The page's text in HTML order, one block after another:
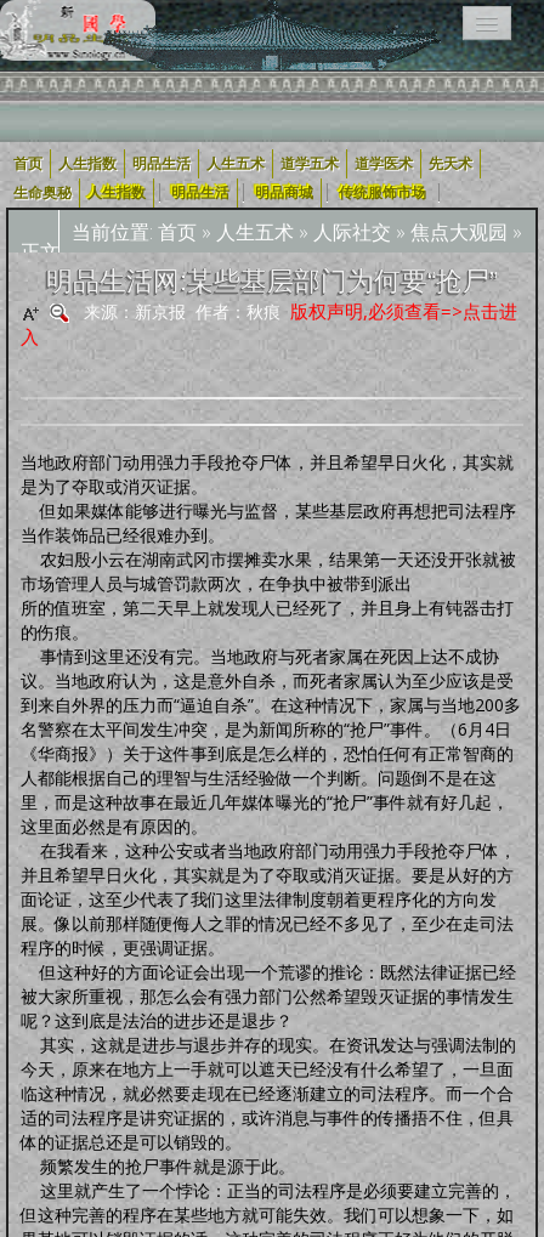
相关栏目导航：
用户入口导航
企业用户 道学五术 人生五术 社会科技 学术研究 宗教融合
道学经
典
四库全
书
苑
养生撷
粹
道家文
化
哲学宗
教
古典散
文
词
古典小
说
外国文
学
新约 旧
约
可兰经
约
学
佛教经
文
人生指数
人生指数 社会指数 职业指数 道德指数 基元指数 康寿指数
先天指数
上古咒语
明品生活
调养保健 鸡汤杂谈 风水家居 中正汉服 文化活动 海宇天堂
虚拟人生
虚拟父母
人生五术
技能职场 婚恋家庭 人际社交 思维道德
道学五术
道学卜算术 道学命理术 道学仙山术 道学相术
道学医术
中药常识 中药方剂 药膳食谱 偏方秘方 药酒秘方 经络穴位
道医药浴
道医药茶
人间万象
综合动态 书画播报 文化活动
往事旧闻
动态公告 往事旧闻
婴童架构
新生婴儿 零壹岁婴儿 一三岁婴幼 三六岁幼儿 胎教常识
心理行为
亲子游戏 安全教育 婴儿食谱 妈妈食谱
生命奥秘
生命探索 数理研究 医学技术 世界科研
先天根基
怀孕前 怀孕期 分娩期 产后期
婴幼卫保
健康教育 家居卫生 保健常识 婴幼健康 护理卫生
日常除菌
日常消毒
首页 人生指数 明品生活 人生五术 道学五术 道学医术
先天术
生命奥秘
人生指数 | 明品生活 | 明品商城 | 传统服饰市场 |
当前位置: 首页 » 人生五术 » 人际社交 » 焦点大观园 »
正文
明品生活网:某些基层部门为何要“抢尸”
来源：新京报 作者：秋痕 版权声明,必须查看=>点击进
入
当地政府部门动用强力手段抢夺尸体，并且希望早日火化，其实就
是为了夺取或消灭证据。
但如果媒体能够进行曝光与监督，某些基层政府再想把司法程序
当作装饰品已经很难办到。
农妇殷小云在湖南武冈市摆摊卖水果，结果第一天还没开张就被
市场管理人员与城管罚款两次，在争执中被带到派出
所的值班室，第二天早上就发现人已经死了，并且身上有钝器击打
的伤痕。
事情到这里还没有完。当地政府与死者家属在死因上达不成协
议。当地政府认为，这是意外自杀，而死者家属认为至少应该是受
到来自外界的压力而“逼迫自杀”。在这种情况下，家属与当地200多
名警察在太平间发生冲突，是为新闻所称的“抢尸”事件。（6月4日
《华商报》）关于这件事到底是怎么样的，恐怕任何有正常智商的
人都能根据自己的理智与生活经验做一个判断。问题倒不是在这
里，而是这种故事在最近几年媒体曝光的“抢尸”事件就有好几起，
这里面必然是有原因的。
在我看来，这种公安或者当地政府部门动用强力手段抢夺尸体，
并且希望早日火化，其实就是为了夺取或消灭证据。要是从好的方
面论证，这至少代表了我们这里法律制度朝着更程序化的方向发
展。像以前那样随便侮人之罪的情况已经不多见了，至少在走司法
程序的时候，更强调证据。
但这种好的方面论证会出现一个荒谬的推论：既然法律证据已经
被大家所重视，那怎么会有强力部门公然希望毁灭证据的事情发生
呢？这到底是法治的进步还是退步？
其实，这就是进步与退步并存的现实。在资讯发达与强调法制的
今天，原来在地方上一手就可以遮天已经没有什么希望了，一旦面
临这种情况，就必然要走现在已经逐渐建立的司法程序。而一个合
适的司法程序是讲究证据的，或许消息与事件的传播捂不住，但具
体的证据总还是可以销毁的。
频繁发生的抢尸事件就是源于此。
这里就产生了一个悖论：正当的司法程序是必须要建立完善的，
但这种完善的程序在某些地方就可能失效。我们可以想象一下，如